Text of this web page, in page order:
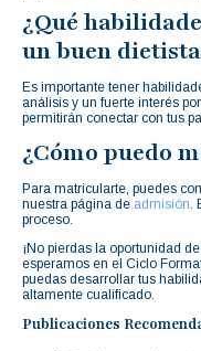
¿Qué
un buen
Es importante tener
análisis y un fuerte interés
permitirán conectar con tus
¿Cómo puedo
Para matricularte, puedes
nuestra página de admisión.
proceso.
¡No pierdas la oportunidad
esperamos en el Ciclo
puedas desarrollar tus
altamente cualificado.
Publicaciones